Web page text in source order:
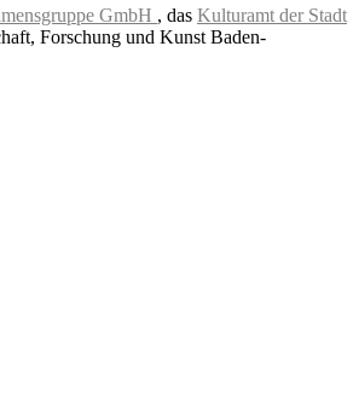
GmbH , das Kulturamt der Stadt
Forschung und Kunst Baden-